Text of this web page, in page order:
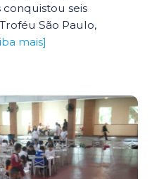
seis
São Paulo,
mais]